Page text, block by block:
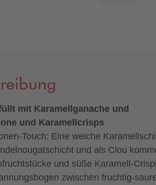
mit Karamellganache und
und Karamellcrisps
Touch: Eine weiche
und als Clou
und süße Karamell-
zwischen fruchtig-